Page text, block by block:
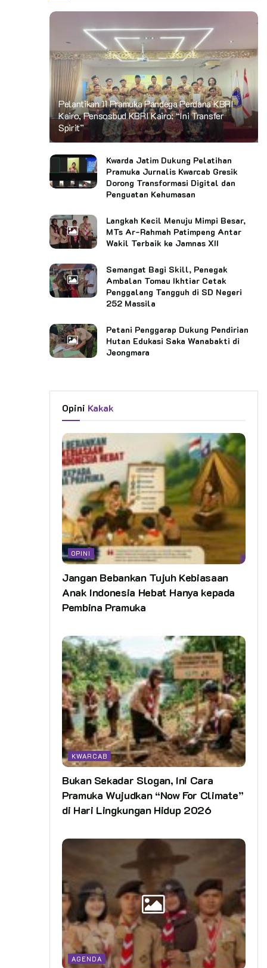
Pelantikan 11 Pramuka Pandega Perdana KBRI
Kairo, Pensosbud KBRI Kairo: “Ini Transfer
Spirit”
Kwarda Jatim Dukung Pelatihan
Pramuka Jurnalis Kwarcab Gresik
Dorong Transformasi Digital dan
Penguatan Kehumasan
Langkah Kecil Menuju Mimpi Besar,
MTs Ar-Rahmah Patimpeng Antar
Wakil Terbaik ke Jamnas XII
Semangat Bagi Skill, Penegak
Ambalan Tomau Ikhtiar Cetak
Penggalang Tangguh di SD Negeri
252 Massila
Petani Penggarap Dukung Pendirian
Hutan Edukasi Saka Wanabakti di
Jeongmara
Opini Kakak
OPINI
Jangan Bebankan Tujuh Kebiasaan
Anak Indonesia Hebat Hanya kepada
Pembina Pramuka
KWARCAB
Bukan Sekadar Slogan, Ini Cara
Pramuka Wujudkan “Now For Climate”
di Hari Lingkungan Hidup 2026
AGENDA